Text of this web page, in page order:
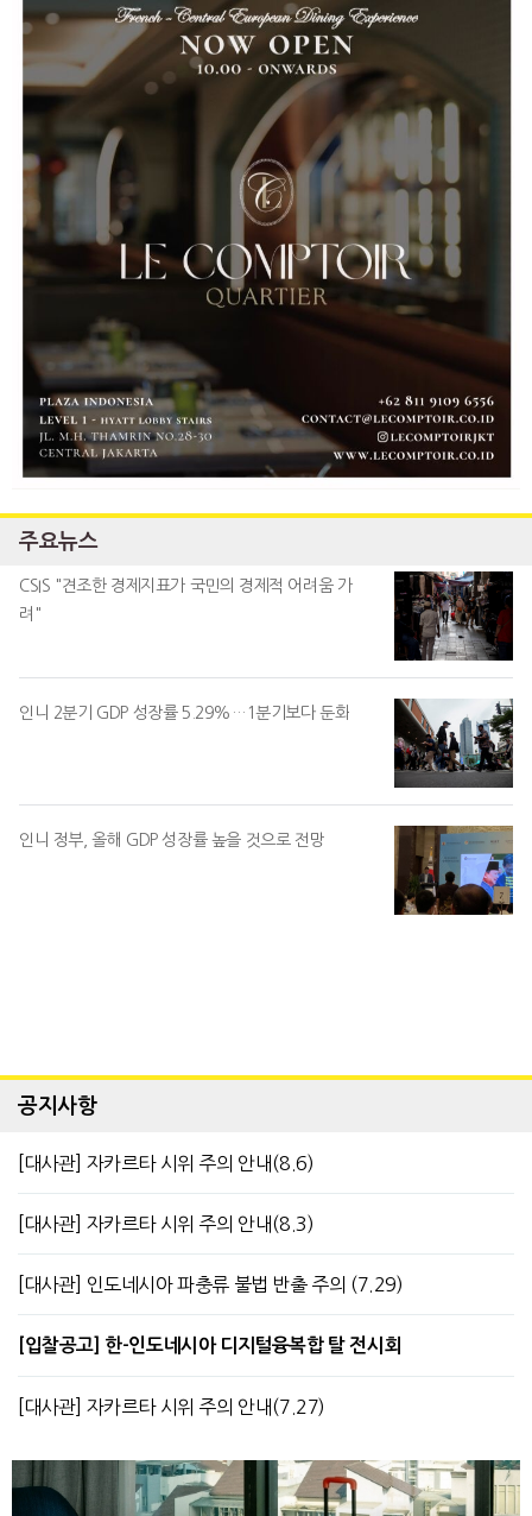
주요뉴스
CSIS "견조한 경제지표가 국민의 경제적 어려움 가
려"
인니 2분기 GDP 성장률 5.29%…1분기보다 둔화
인니 정부, 올해 GDP 성장률 높을 것으로 전망
공지사항
[대사관] 자카르타 시위 주의 안내(8.6)
[대사관] 자카르타 시위 주의 안내(8.3)
[대사관] 인도네시아 파충류 불법 반출 주의 (7.29)
[입찰공고] 한-인도네시아 디지털융복합 탈 전시회
[대사관] 자카르타 시위 주의 안내(7.27)